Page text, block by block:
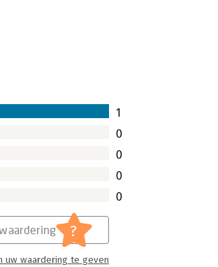
hoe dit omvangrijke en gedetailleerde
van effectieve denk- en
1
0
0
0
0
?
uw waardering te geven